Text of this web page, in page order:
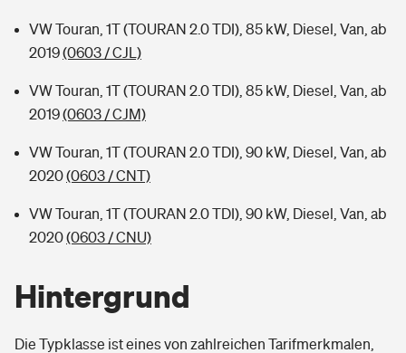
VW Touran, 1T (TOURAN 2.0 TDI), 85 kW, Diesel, Van, ab
2019(0603 / CJL)
VW Touran, 1T (TOURAN 2.0 TDI), 85 kW, Diesel, Van, ab
2019(0603 / CJM)
VW Touran, 1T (TOURAN 2.0 TDI), 90 kW, Diesel, Van, ab
2020(0603 / CNT)
VW Touran, 1T (TOURAN 2.0 TDI), 90 kW, Diesel, Van, ab
2020(0603 / CNU)
Hintergrund
Die Typklasse ist eines von zahlreichen Tarifmerkmalen,